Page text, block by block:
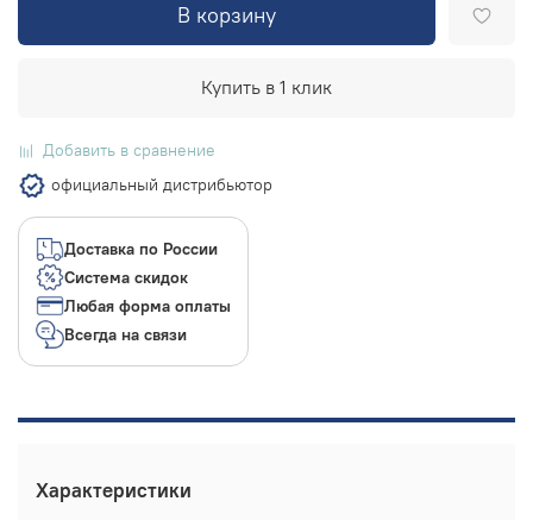
В корзину
Купить в 1 клик
Добавить в сравнение
официальный дистрибьютор
Доставка по России
Система скидок
Любая форма оплаты
Всегда на связи
Характеристики